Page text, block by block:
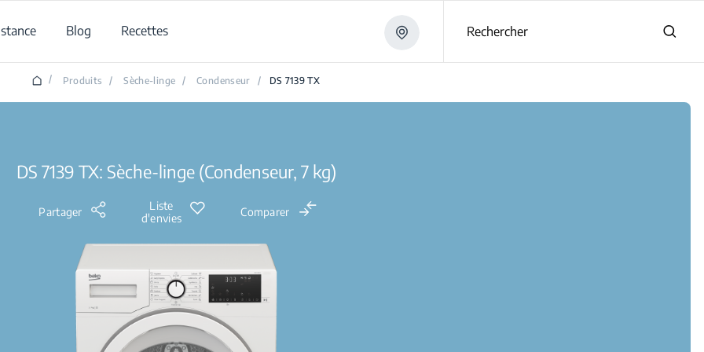
Blog Recettes Rechercher
/ Produits / Sèche-linge / Condenseur / DS 7139 TX
DS 7139 TX: Sèche-linge (Condenseur, 7 kg)
Partager
Liste
d'envies
Comparer